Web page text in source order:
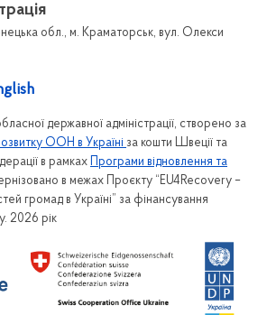
обл., м. Краматорськ, вул. Олекси
державної адміністрації, створено за
ООН в Україні за кошти Швеції та
в рамках Програми відновлення та
в межах Проєкту “EU4Recovery –
громад в Україні” за фінансування
2026 рік